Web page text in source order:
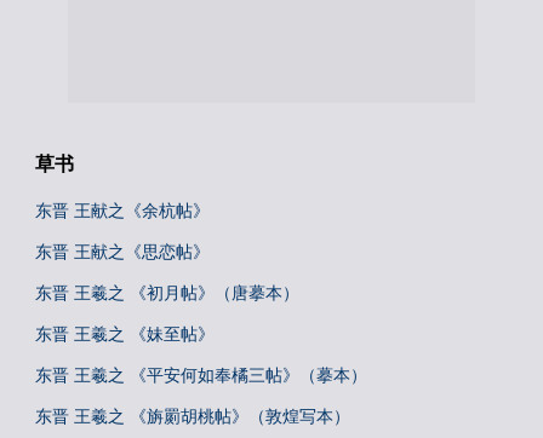
草书
东晋 王献之《余杭帖》
东晋 王献之《思恋帖》
东晋 王羲之 《初月帖》（唐摹本）
东晋 王羲之 《妹至帖》
东晋 王羲之 《平安何如奉橘三帖》（摹本）
东晋 王羲之 《旃罽胡桃帖》（敦煌写本）